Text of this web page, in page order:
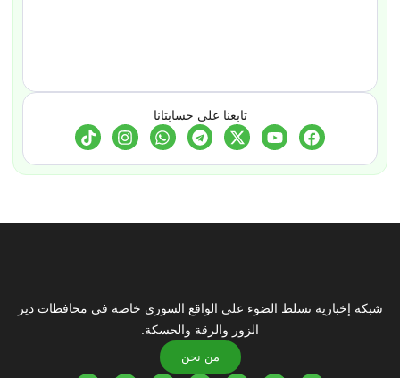
تابعنا على حسابتانا
شبكة إخبارية تسلط الضوء على الواقع السوري خاصة في محافظات دير
الزور والرقة والحسكة.
من نحن